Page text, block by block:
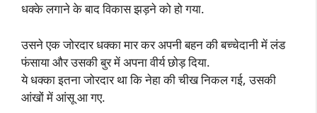
धक्के लगाने के बाद विकास झड़ने को हो गया.
उसने एक जोरदार धक्का मार कर अपनी बहन की बच्चेदानी में लंड
फंसाया और उसकी बुर में अपना वीर्य छोड़ दिया.
ये धक्का इतना जोरदार था कि नेहा की चीख निकल गई, उसकी
आंखों में आंसू आ गए.